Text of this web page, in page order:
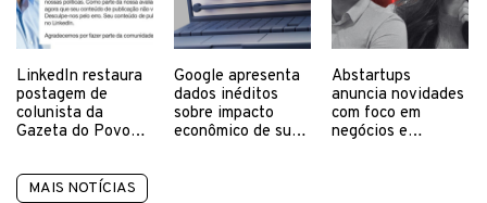
LinkedIn restaura
postagem de
colunista da
Gazeta do Povo
suposta
“desinformação”
Google apresenta
dados inéditos
sobre impacto
econômico de suas
Abstartups
anuncia novidades
com foco em
negócios e
MAIS NOTÍCIAS